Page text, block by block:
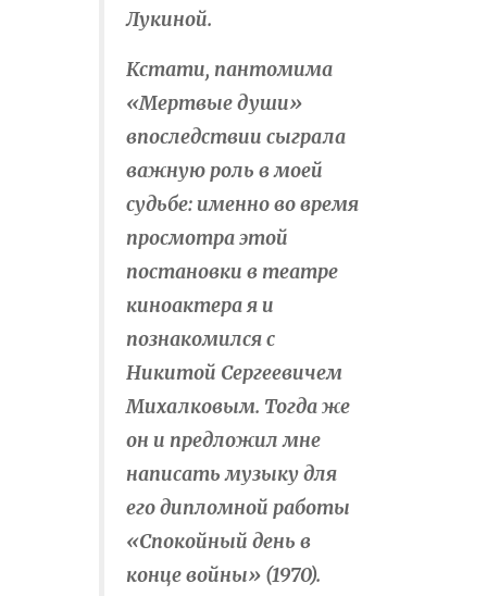
Лукиной.
Кстати, пантомима
«Мертвые души»
впоследствии сыграла
важную роль в моей
судьбе: именно во время
просмотра этой
постановки в театре
киноактера я и
познакомился с
Никитой Сергеевичем
Михалковым. Тогда же
он и предложил мне
написать музыку для
его дипломной работы
«Спокойный день в
конце войны» (1970).